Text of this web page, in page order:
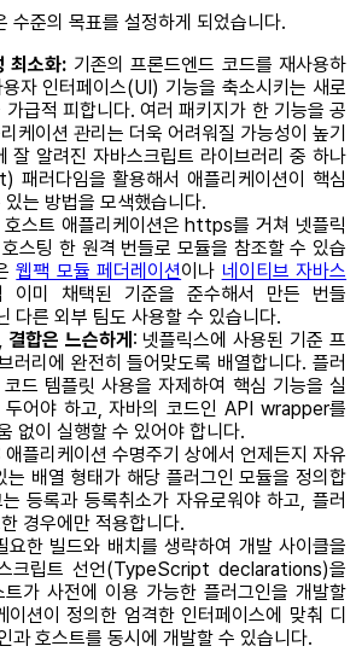
수준의 목표를 설정하게 되었습니다.
최소화: 기존의 프론드엔드 코드를 재사용하
자 인터페이스(UI) 기능을 축소시키는 새로
급적 피합니다. 여러 패키지가 한 기능을 공
케이션 관리는 더욱 어려워질 가능성이 높기
잘 알려진 자바스크립트 라이브러리 중 하나
패러다임을 활용해서 애플리케이션이 핵심
는 방법을 모색했습니다.
호스트 애플리케이션은 https를 거쳐 넷플릭
스팅 한 원격 번들로 모듈을 참조할 수 있습
웹팩 모듈 페더레이션이나 네이티브 자바스
이미 채택된 기준을 준수해서 만든 번들
다른 외부 팀도 사용할 수 있습니다.
합은 느슨하게 : 넷플릭스에 사용된 기준 프
러리에 완전히 들어맞도록 배열합니다. 플러
드 템플릿 사용을 자제하여 핵심 기능을 실
두어야 하고, 자바의 코드인 API wrapper를
없이 실행할 수 있어야 합니다.
애플리케이션 수명주기 상에서 언제든지 자유
는 배열 형태가 해당 플러그인 모듈을 정의합
등록과 등록취소가 자유로워야 하고, 플러
경우에만 적용합니다.
요한 빌드와 배치를 생략하여 개발 사이클을
크립트 선언(TypeScript declarations)을
가 사전에 이용 가능한 플러그인을 개발할
이션이 정의한 엄격한 인터페이스에 맞춰 디
과 호스트를 동시에 개발할 수 있습니다.